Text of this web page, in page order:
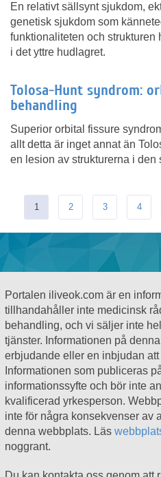
En relativt sällsynt sjukdom,
genetisk sjukdom som
funktionaliteten och strukturen
i det yttre hudlagret.
Tolosa-Hunt syndrom:
behandling
Superior orbital fissure
allt detta är inget annat än
en lesion av strukturerna i den
1 2 3 4
Portalen iliveok.com är en
tillhandahåller inte medicinsk
behandling, och vi säljer inte
tjänster. Informationen på
erbjudande eller en inbjudan
Informationen som publiceras
informationssyfte och bör inte
kvalificerad yrkesperson.
inte för några konsekvenser av
denna webbplats. Läs
noggrant.